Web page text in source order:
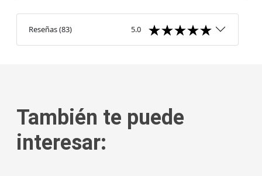
Reseñas(83) 5.0
También te puede
interesar: